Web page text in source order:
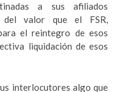
a sus afiliados
del valor que el FSR,
el reintegro de esos
liquidación de esos
interlocutores algo que